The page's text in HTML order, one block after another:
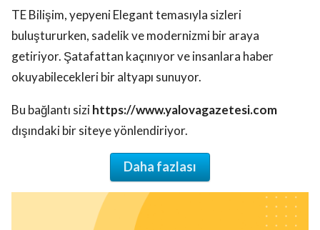
TE Bilişim, yepyeni Elegant temasıyla sizleri
buluştururken, sadelik ve modernizmi bir araya
getiriyor. Şatafattan kaçınıyor ve insanlara haber
okuyabilecekleri bir altyapı sunuyor.
Bu bağlantı sizihttps://www.yalovagazetesi.com
dışındaki bir siteye yönlendiriyor.
Daha fazlası